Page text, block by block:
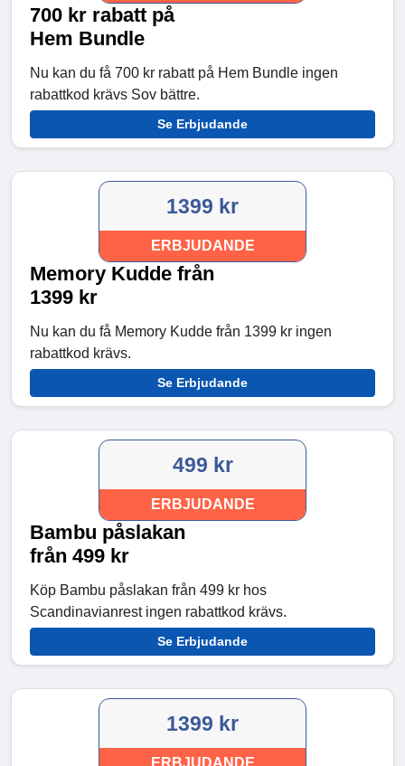
700 kr rabatt på
Hem Bundle
Nu kan du få 700 kr rabatt på Hem Bundle ingen
rabattkod krävs Sov bättre.
Se Erbjudande
1399 kr
ERBJUDANDE
Memory Kudde från
1399 kr
Nu kan du få Memory Kudde från 1399 kr ingen
rabattkod krävs.
Se Erbjudande
499 kr
ERBJUDANDE
Bambu påslakan
från 499 kr
Köp Bambu påslakan från 499 kr hos
Scandinavianrest ingen rabattkod krävs.
Se Erbjudande
1399 kr